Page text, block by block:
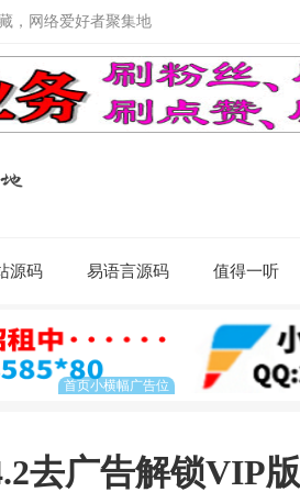
，网络爱好者聚集地
源码 易语言源码 值得一听
去广告解锁VIP版